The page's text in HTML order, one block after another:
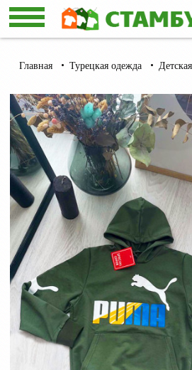
Главная Турецкая одежда